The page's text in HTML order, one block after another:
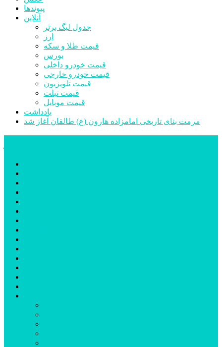
پیوندها
آنلاین
جدول لیگ برتر
ارز
قیمت طلا و سکه
بورس
قیمت خودرو داخلی
قیمت خودرو خارجی
قیمت تلویزیون
قیمت تبلت
قیمت موبایل
یادداشت
مرمت بنای تاریخی امامزاده هارون (ع) طالقان آغاز شد